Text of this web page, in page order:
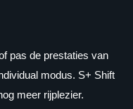
pas de prestaties van
modus. S+ Shift
meer rijplezier.